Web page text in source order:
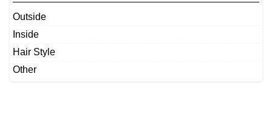
Outside
Inside
Hair Style
Other